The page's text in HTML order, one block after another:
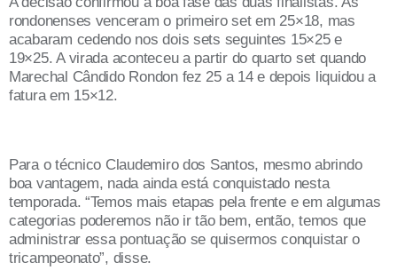
rondonenses venceram o primeiro set em 25×18, mas
acabaram cedendo nos dois sets seguintes 15×25 e
19×25. A virada aconteceu a partir do quarto set quando
Marechal Cândido Rondon fez 25 a 14 e depois liquidou a
fatura em 15×12.
Para o técnico Claudemiro dos Santos, mesmo abrindo
boa vantagem, nada ainda está conquistado nesta
temporada. “Temos mais etapas pela frente e em algumas
categorias poderemos não ir tão bem, então, temos que
administrar essa pontuação se quisermos conquistar o
tricampeonato”, disse.